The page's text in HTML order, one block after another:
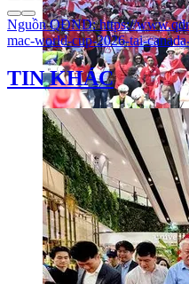
NguồnQĐND: https://
mac-world-cup-2026-tai-
TIN KHÁC